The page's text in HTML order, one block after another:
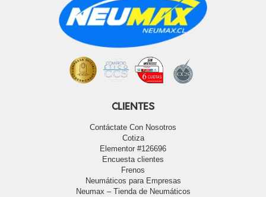
CLIENTES
Contáctate Con Nosotros
Cotiza
Elementor #126696
Encuesta clientes
Frenos
Neumáticos para Empresas
Neumax – Tienda de Neumáticos